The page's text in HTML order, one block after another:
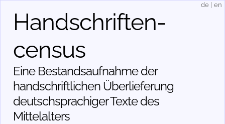
Handschriften­
census
Eine Bestandsaufnahme der
handschriftlichen Über­lieferung
deutschsprachiger Texte des
Mittelalters
de en